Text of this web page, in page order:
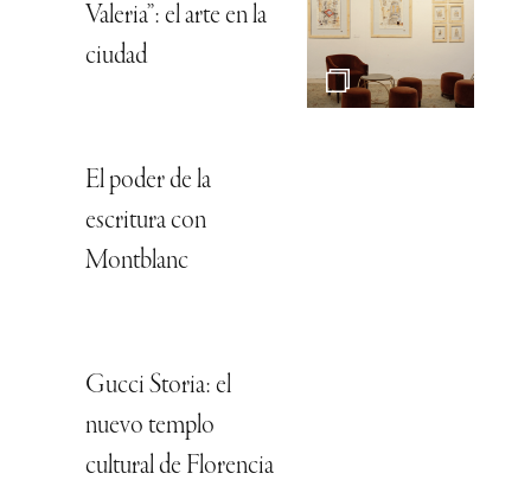
Valeria”: el arte en la
ciudad
El poder de la
escritura con
Montblanc
Gucci Storia: el
nuevo templo
cultural de Florencia